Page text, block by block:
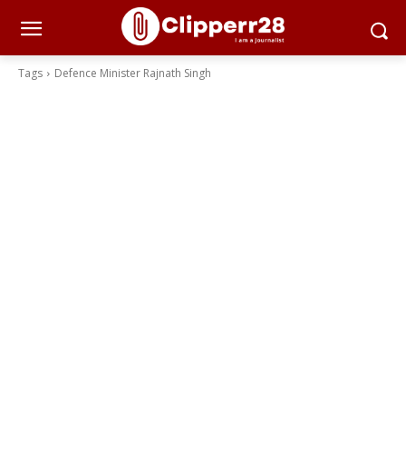
Tags Defence Minister Rajnath Singh